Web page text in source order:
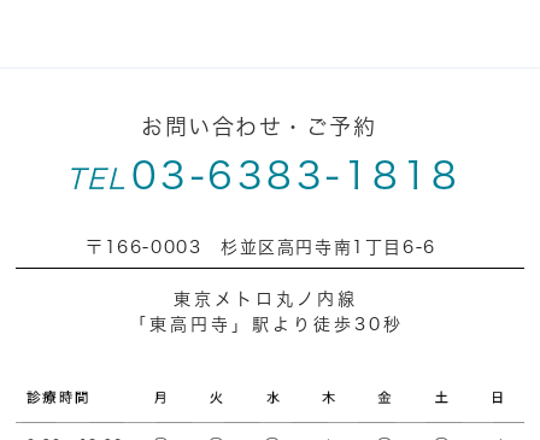
お問い合わせ・ご予約
TEL 03-6383-1818
〒166-0003 杉並区高円寺南1丁目6-6
東京メトロ丸ノ内線
「東高円寺」駅より徒歩30秒